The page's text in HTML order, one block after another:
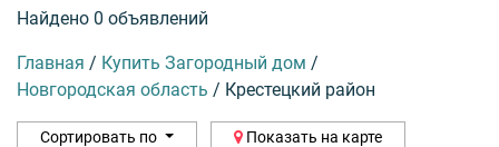
Найдено 0 объявлений
Главная / Купить Загородный дом /
Новгородская область / Крестецкий район
Сортировать по Показать на карте